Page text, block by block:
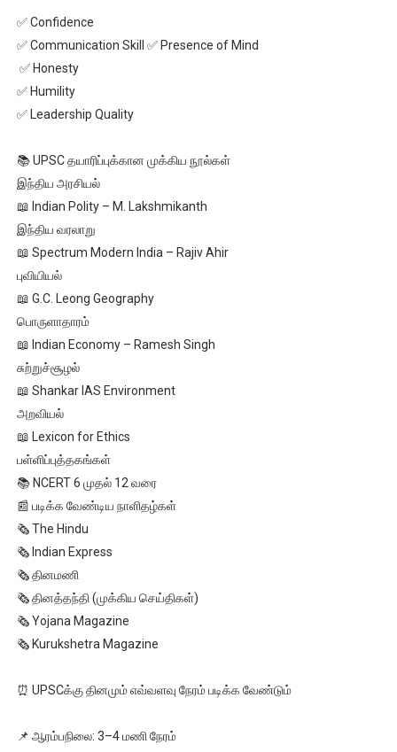
✅ Confidence
✅ Communication Skill ✅ Presence of Mind
✅ Honesty
✅ Humility
✅ Leadership Quality
📚 UPSC தயாரிப்புக்கான முக்கிய நூல்கள்
இந்திய அரசியல்
📖 Indian Polity – M. Lakshmikanth
இந்திய வரலாறு
📖 Spectrum Modern India – Rajiv Ahir
புவியியல்
📖 G.C. Leong Geography
பொருளாதாரம்
📖 Indian Economy – Ramesh Singh
சுற்றுச்சூழல்
📖 Shankar IAS Environment
அறவியல்
📖 Lexicon for Ethics
பள்ளிப்புத்தகங்கள்
📚 NCERT 6 முதல் 12 வரை
📰 படிக்க வேண்டிய நாளிதழ்கள்
🗞 The Hindu
🗞 Indian Express
🗞 தினமணி
🗞 தினத்தந்தி (முக்கிய செய்திகள்)
🗞 Yojana Magazine
🗞 Kurukshetra Magazine
⏰ UPSCக்கு தினமும் எவ்வளவு நேரம் படிக்க வேண்டும்
📌 ஆரம்பநிலை: 3–4 மணி நேரம்